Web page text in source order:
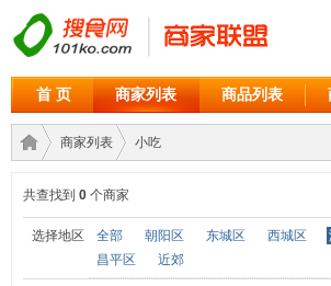
首 页 商家列表 商品列表
商家›
商家列表
›
小吃
共查找到 0 个商家
选择地区 全部 朝阳区 东城区 西城区
昌平区
近郊